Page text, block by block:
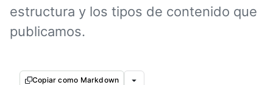
estructura y los tipos de contenido que
publicamos.
Copiar como Markdown